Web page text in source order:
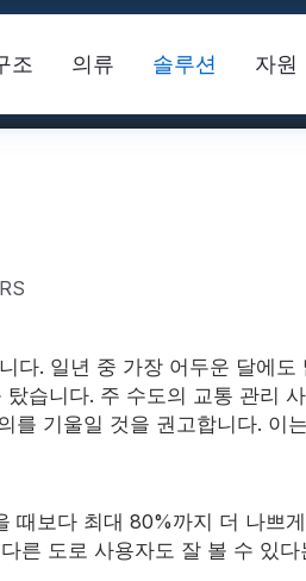
조 의류 솔루션 자원
안전 조끼 FR
다. 일년 중 가장 어두운 달에도
습니다. 주 수도의 교통 관리
를 기울일 것을 권고합니다. 이
때보다 최대 80%까지 더 나쁘
른 도로 사용자도 잘 볼 수 있다